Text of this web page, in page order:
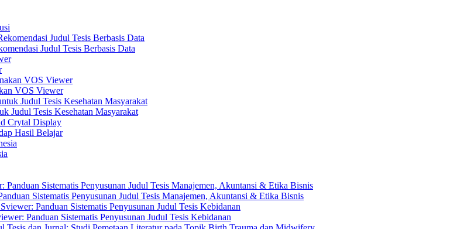
Judul Tesis Berbasis Data
VOS Viewer
Judul Tesis Kesehatan Masyarakat
Crytal Display
Hasil Belajar
Sistematis Penyusunan Judul Tesis Manajemen, Akuntansi & Etika Bisnis
Panduan Sistematis Penyusunan Judul Tesis Kebidanan